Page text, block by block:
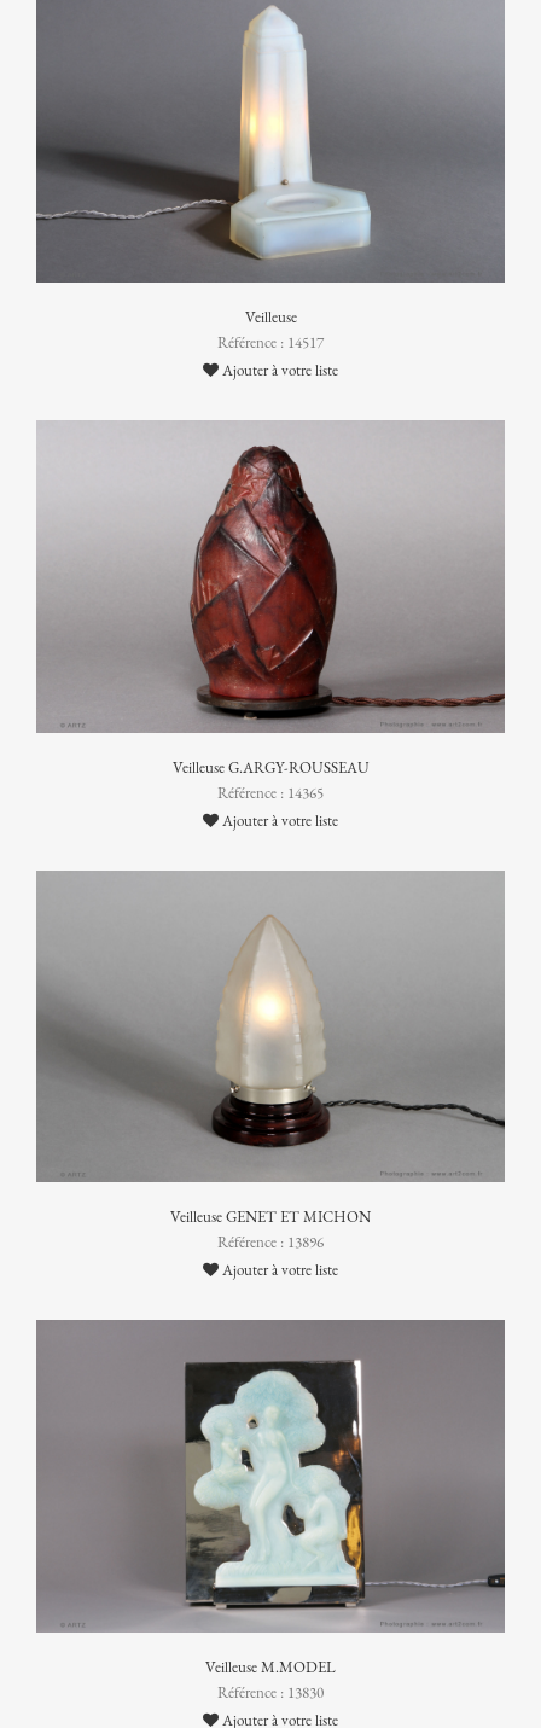
Veilleuse
Référence : 14517
Ajouter à votre liste
Veilleuse G.ARGY-ROUSSEAU
Référence : 14365
Ajouter à votre liste
Veilleuse GENET ET MICHON
Référence : 13896
Ajouter à votre liste
Veilleuse M.MODEL
Référence : 13830
Ajouter à votre liste